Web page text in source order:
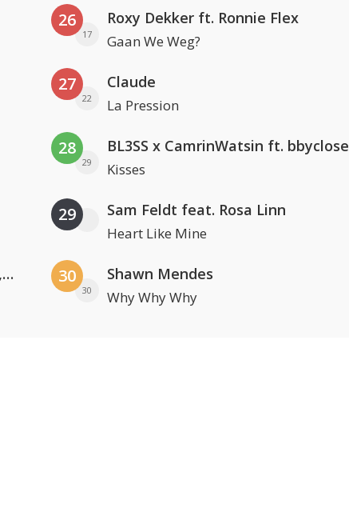
Coldplay ft. Little Simz, Burna Boy, Elyanna & Tini
26
17
Roxy Dekker ft. Ronnie Flex
Gaan We Weg?
27
22
Claude
La Pression
28
29
BL3SS x CamrinWatsin ft. bbyclose
Kisses
29 Sam Feldt feat. Rosa Linn
Heart Like Mine
30
30
Shawn Mendes
Why Why Why